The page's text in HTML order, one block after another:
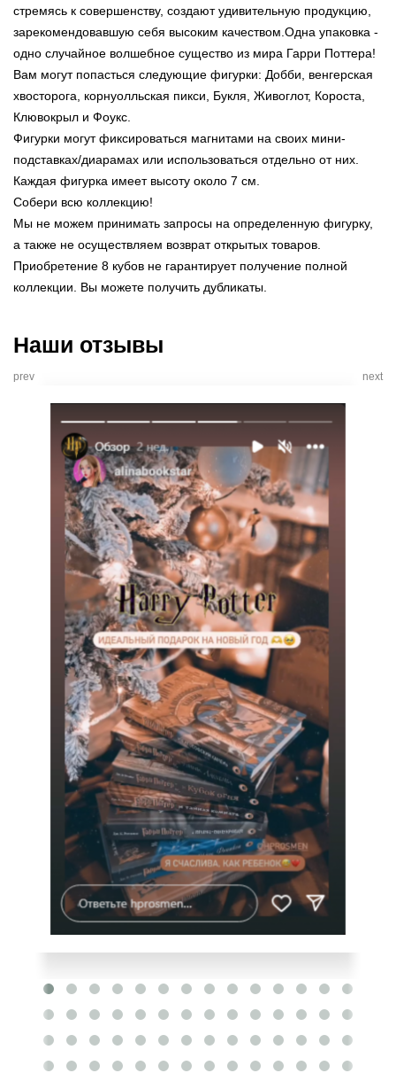
стремясь к совершенству, создают удивительную продукцию,
зарекомендовавшую себя высоким качеством.Одна упаковка -
одно случайное волшебное существо из мира Гарри Поттера!
Вам могут попасться следующие фигурки: Добби, венгерская
хвосторога, корнуолльская пикси, Букля, Живоглот, Короста,
Клювокрыл и Фоукс.
Фигурки могут фиксироваться магнитами на своих мини-
подставках/диарамах или использоваться отдельно от них.
Каждая фигурка имеет высоту около 7 см.
Собери всю коллекцию!
Мы не можем принимать запросы на определенную фигурку,
а также не осуществляем возврат открытых товаров.
Приобретение 8 кубов не гарантирует получение полной
коллекции. Вы можете получить дубликаты.
Наши отзывы
prev next